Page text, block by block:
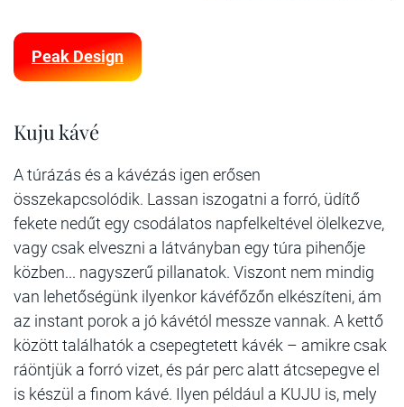
Peak Design
Kuju kávé
A túrázás és a kávézás igen erősen
összekapcsolódik. Lassan iszogatni a forró, üdítő
fekete nedűt egy csodálatos napfelkeltével ölelkezve,
vagy csak elveszni a látványban egy túra pihenője
közben... nagyszerű pillanatok. Viszont nem mindig
van lehetőségünk ilyenkor kávéfőzőn elkészíteni, ám
az instant porok a jó kávétól messze vannak. A kettő
között találhatók a csepegtetett kávék – amikre csak
ráöntjük a forró vizet, és pár perc alatt átcsepegve el
is készül a finom kávé. Ilyen például a KUJU is, mely